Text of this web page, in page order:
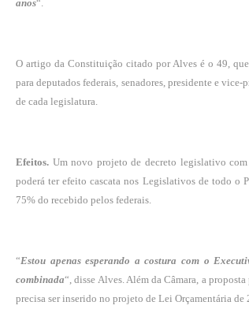
anos“.
O artigo da Constituição citado por Alves é o 49,
para deputados federais, senadores, presidente e
de cada legislatura.
Efeitos. Um novo projeto de decreto legislativo com
poderá ter efeito cascata nos Legislativos de todo o
75% do recebido pelos federais.
“Estou apenas esperando a costura com o
combinada“, disse Alves. Além da Câmara, a
precisa ser inserido no projeto de Lei Orçamentária de